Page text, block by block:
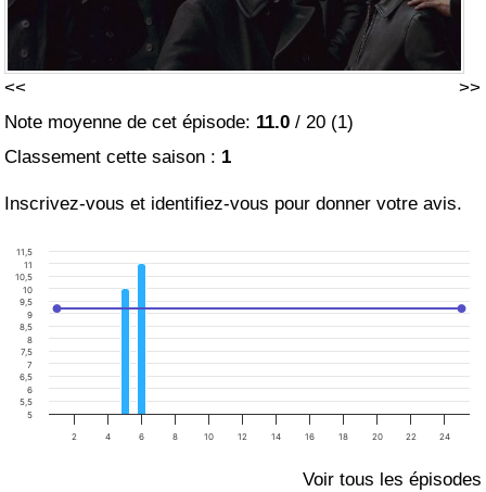
<<
>>
Note moyenne de cet épisode: 11.0 / 20 (1)
Classement cette saison : 1
Inscrivez-vous et identifiez-vous pour donner votre avis.
2 4 6 8 10 12 14 16 18 20 22 24
5
5,5
6
6,5
7
7,5
8
8,5
9
9,5
10
10,5
11
11,5
Voir tous les épisodes